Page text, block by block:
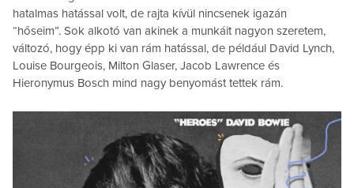
hatalmas hatással volt, de rajta kívül nincsenek igazán
“hőseim”. Sok alkotó van akinek a munkáit nagyon szeretem,
változó, hogy épp ki van rám hatással, de például David Lynch,
Louise Bourgeois, Milton Glaser, Jacob Lawrence és
Hieronymus Bosch mind nagy benyomást tettek rám.